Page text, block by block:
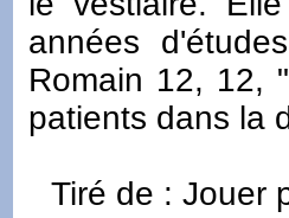
années
Romain 12, 12,
patients dans la
Tiré de : Jouer